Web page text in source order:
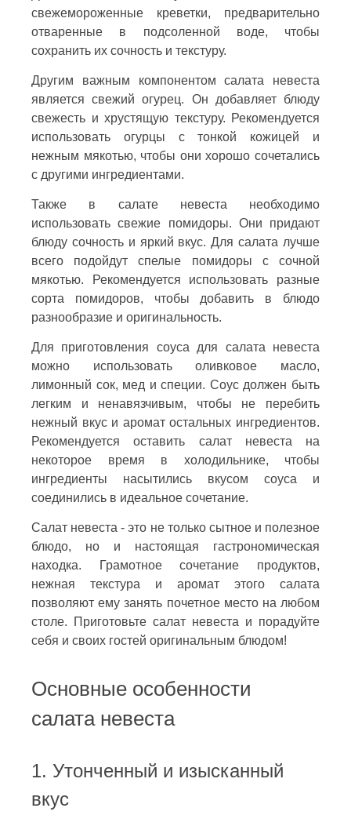
свежемороженные креветки, предварительно
отваренные в подсоленной воде, чтобы
сохранить их сочность и текстуру.
Другим важным компонентом салата невеста
является свежий огурец. Он добавляет блюду
свежесть и хрустящую текстуру. Рекомендуется
использовать огурцы с тонкой кожицей и
нежным мякотью, чтобы они хорошо сочетались
с другими ингредиентами.
Также в салате невеста необходимо
использовать свежие помидоры. Они придают
блюду сочность и яркий вкус. Для салата лучше
всего подойдут спелые помидоры с сочной
мякотью. Рекомендуется использовать разные
сорта помидоров, чтобы добавить в блюдо
разнообразие и оригинальность.
Для приготовления соуса для салата невеста
можно использовать оливковое масло,
лимонный сок, мед и специи. Соус должен быть
легким и ненавязчивым, чтобы не перебить
нежный вкус и аромат остальных ингредиентов.
Рекомендуется оставить салат невеста на
некоторое время в холодильнике, чтобы
ингредиенты насытились вкусом соуса и
соединились в идеальное сочетание.
Салат невеста - это не только сытное и полезное
блюдо, но и настоящая гастрономическая
находка. Грамотное сочетание продуктов,
нежная текстура и аромат этого салата
позволяют ему занять почетное место на любом
столе. Приготовьте салат невеста и порадуйте
себя и своих гостей оригинальным блюдом!
Основные особенности
салата невеста
1. Утонченный и изысканный
вкус